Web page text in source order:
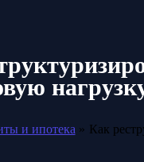
и ипотека Как